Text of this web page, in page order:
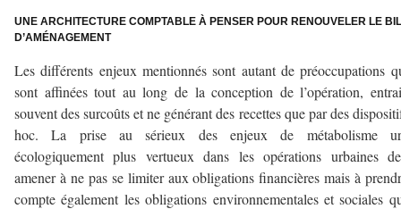
UNE ARCHITECTURE COMPTABLE À PENSER POUR RENOUVELER LE
D’AMÉNAGEMENT
Les différents enjeux mentionnés sont autant de préoccupations
sont affinées tout au long de la conception de l’opération,
souvent des surcoûts et ne générant des recettes que par des
hoc. La prise au sérieux des enjeux de métabolisme
écologiquement plus vertueux dans les opérations urbaines
amener à ne pas se limiter aux obligations financières mais à
compte également les obligations environnementales et sociales